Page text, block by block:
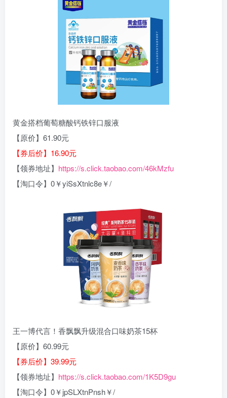
黄金搭档葡萄糖酸钙铁锌口服液
【原价】61.90元
【券后价】16.90元
【领券地址】 https://s.click.taobao.com/46kMzfu
【淘口令】0￥yiSsXtnlc8e￥/
王一博代言！香飘飘升级混合口味奶茶15杯
【原价】60.99元
【券后价】39.99元
【领券地址】 https://s.click.taobao.com/1K5D9gu
【淘口令】0￥jpSLXtnPnsh￥/